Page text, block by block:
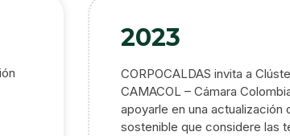
2023
CORPOCALDAS invita a
CAMACOL – Cámara
apoyarle en una
sostenible que considere las